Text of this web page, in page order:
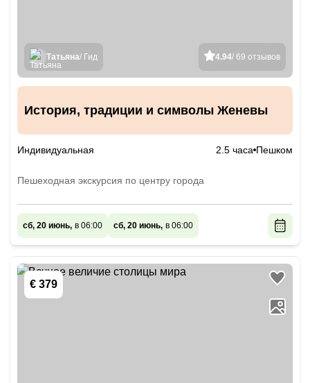
4.94/ 69 отзывов
Татьяна/ Гид
История, традиции и символы Женевы
Индивидуальная 2.5 часа Пешком
Пешеходная экскурсия по центру города
сб, 20 июнь, в 06:00 сб, 20 июнь, в 06:00
€ 379